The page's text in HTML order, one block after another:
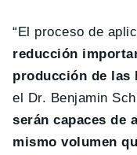
“El proceso de
reducción
producción de las
el Dr. Benjamin
serán capaces de
mismo volumen